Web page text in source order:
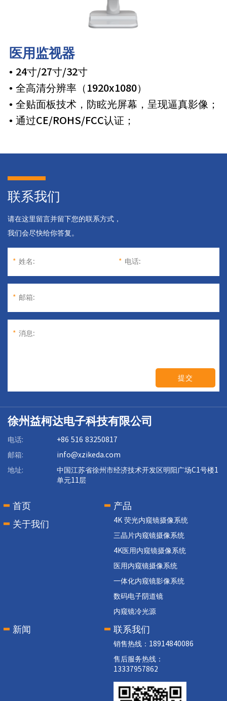
医用监视器
• 24寸/27寸/32寸
• 全高清分辨率（1920x1080）
• 全贴面板技术，防眩光屏幕，呈现逼真影像；
• 通过CE/ROHS/FCC认证；
联系我们
请在这里留言并留下您的联系方式，
我们会尽快给你答复。
* 姓名: * 电话:
* 邮箱:
* 消息:
提交
徐州益柯达电子科技有限公司
电话: +86 516 83250817
邮箱: info@xzikeda.com
地址:
中国江苏省徐州市经济技术开发区明阳广场C1号楼1
单元11层
首页
关于我们
产品
4K 荧光内窥镜摄像系统
三晶片内窥镜摄像系统
4K医用内窥镜摄像系统
医用内窥镜摄像系统
一体化内窥镜影像系统
数码电子阴道镜
内窥镜冷光源
新闻 联系我们
销售热线：18914840086
售后服务热线：
13337957862